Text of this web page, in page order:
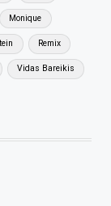
Monique
Remix
Vidas Bareikis